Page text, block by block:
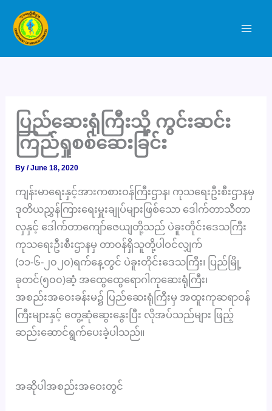
content
ပြည်ဆေးရုံကြီးသို့ ကွင်းဆင်း
ကြည်ရှုစစ်ဆေးခြင်း
By/June 18, 2020
ကျန်းမာရေးနှင့်အားကစားဝန်ကြီးဌာန၊ ကုသရေးဦးစီးဌာနမှ
ဒုတိယညွှန်ကြားရေးမှူးချုပ်များဖြစ်သော ဒေါက်တာသီတာ
လှနှင့် ဒေါက်တာကျော်ဇေယျတို့သည် ပဲခူးတိုင်းဒေသကြီး
ကုသရေးဦးစီးဌာနမှ တာဝန်ရှိသူတို့ပါဝင်လျှက်
(၁၁-၆-၂၀၂၀)ရက်နေ့တွင် ပဲခူးတိုင်းဒေသကြီး၊ ပြည်မြို့
ခုတင်(၅၀၀)ဆံ့ အထွေထွေရောဂါကုဆေးရုံကြီး၊
အစည်းအဝေးခန်းမ၌ ပြည်ဆေးရုံကြီးမှ အထူးကုဆရာဝန်
ကြီးများနှင့် တွေ့ဆုံဆွေးနွေးပြီး လိုအပ်သည်များ ဖြည့်
ဆည်းဆောင်ရွက်ပေးခဲ့ပါသည်။
အဆိုပါအစည်းအဝေးတွင်